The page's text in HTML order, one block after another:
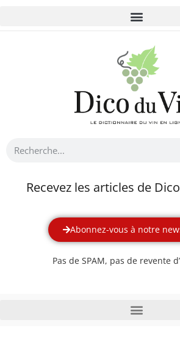
Recevez les articles de
Abonnez-vous à notre
Pas de SPAM, pas de revente